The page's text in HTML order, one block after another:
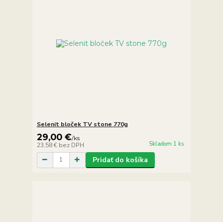
Selenit bloček TV stone 770g
29,00 €/ks
23,58 € bez DPH Skladom 1 ks
Pridať do košíka